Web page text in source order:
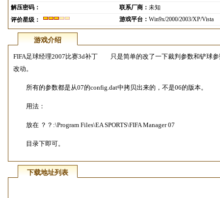
解压密码：
联系厂商： 未知
评价星级：
游戏平台： Win9x/2000/2003/XP/Vista
游戏介绍
FIFA足球经理2007比赛3d补丁 只是简单的改了一下裁判参数和铲球参
改动。
所有的参数都是从07的config.dat中拷贝出来的，不是06的版本。
用法：
放在 ？？:\Program Files\EA SPORTS\FIFA Manager 07
目录下即可。
下载地址列表